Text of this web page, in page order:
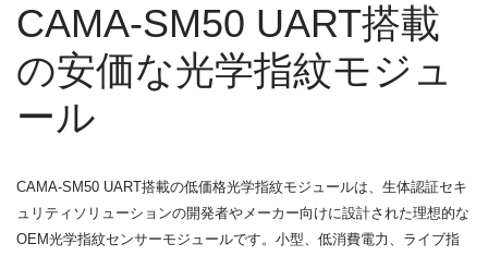
CAMA-SM50 UART搭載
の安価な光学指紋モジュ
ール
CAMA-SM50 UART搭載の低価格光学指紋モジュールは、生体認証セキ
ュリティソリューションの開発者やメーカー向けに設計された理想的な
OEM光学指紋センサーモジュールです。小型、低消費電力、ライブ指